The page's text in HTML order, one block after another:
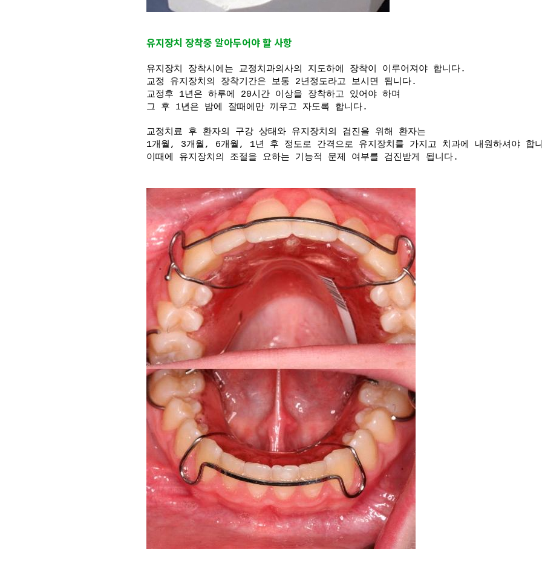
유지장치 장착중 알아두어야 할 사항
유지장치 장착시에는 교정치과의사의 지도하에 장착이 이루어져야 합니다.
교정 유지장치의 장착기간은 보통 2년정도라고 보시면 됩니다.
교정후 1년은 하루에 20시간 이상을 장착하고 있어야 하며
그 후 1년은 밤에 잘때에만 끼우고 자도록 합니다.
교정치료 후 환자의 구강 상태와 유지장치의 검진을 위해 환자는
1개월, 3개월, 6개월, 1년 후 정도로 간격으로 유지장치를 가지고 치과에 내원하셔야 합
이때에 유지장치의 조절을 요하는 기능적 문제 여부를 검진받게 됩니다.